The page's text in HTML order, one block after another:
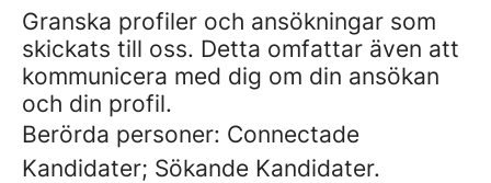
Granska profiler och ansökningar som
skickats till oss. Detta omfattar även att
kommunicera med dig om din ansökan
och din profil.
Berörda personer: Connectade
Kandidater; Sökande Kandidater.